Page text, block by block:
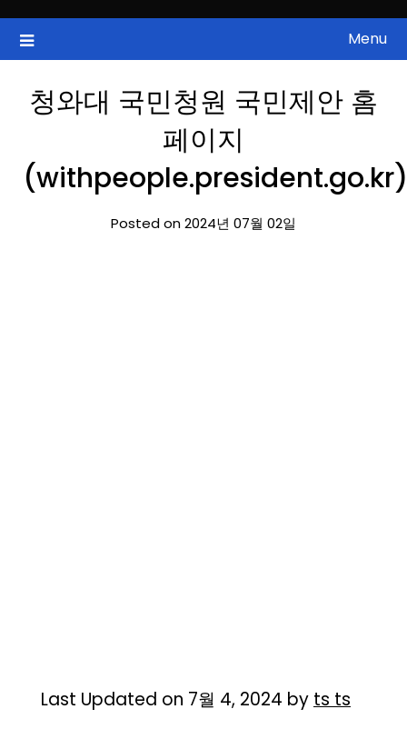
content
ZAN 주식정보
국내증시, 해외증시, 급등주, 낙폭과대, 골든크로스, 상한가, 하한가 등
의 주식 정보.
Menu
청와대 국민청원 국민제안 홈
페이지
(withpeople.president.go.kr)
Posted on 2024년 07월 02일
Last Updated on 7월 4, 2024 by ts ts